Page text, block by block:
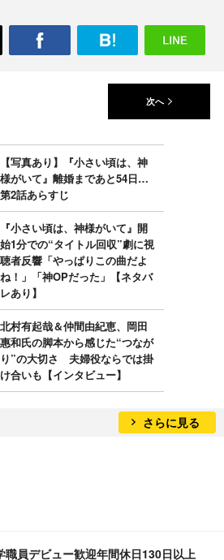
次へ
【写真あり】『小さい頃は、神
様がいて』離婚まであと54日…
第2話あらすじ
『小さい頃は、神様がいて』開
始1分での“タイトル回収”劇に視
聴者反響「やっぱりこの曲だよ
ね！」「神OPだった」【ネタバ
レあり】
北村有起哉＆仲間由紀恵、岡田
惠和氏の脚本から感じた“つなが
り”の大切さ 夫婦役ならでは掛
け合いも【インタビュー】
さらに見る
職員デビュー歓迎年間休日130日以上